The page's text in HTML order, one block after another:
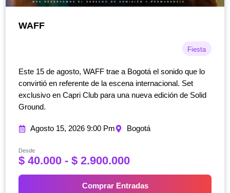
WAFF
Fiesta
Este 15 de agosto, WAFF trae a Bogotá el sonido que lo
convirtió en referente de la escena internacional. Set
exclusivo en Capri Club para una nueva edición de Solid
Ground.
Agosto 15, 2026 9:00 Pm Bogotá
Desde
$40.000 - $2.900.000R
n
Comprar Entradas